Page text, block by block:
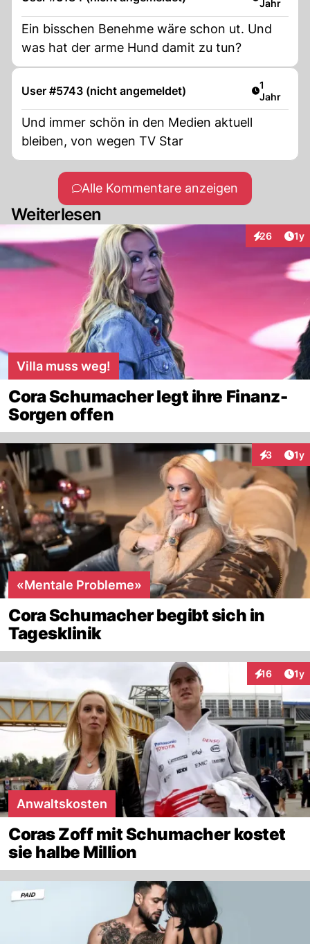
Jahr
Ein bisschen Benehme wäre schon ut. Und
was hat der arme Hund damit zu tun?
User #5743 (nicht angemeldet) Artikel
1
Jahr
Und immer schön in den Medien aktuell
bleiben, von wegen TV Star
Alle Kommentare anzeigen
Weiterlesen
26 1y
Villa muss weg!
Cora Schumacher legt ihre Finanz-
Sorgen offen
3 1y
«Mentale Probleme»
Cora Schumacher begibt sich in
Tagesklinik
16 1y
Anwaltskosten
Coras Zoff mit Schumacher kostet
sie halbe Million